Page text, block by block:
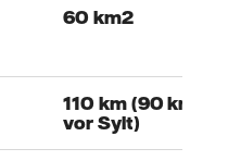
60 km2
110 km (90 km
vor Sylt)